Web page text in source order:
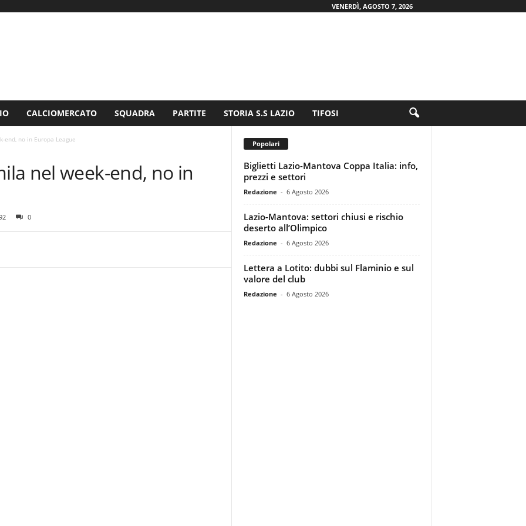
VENERDÌ, AGOSTO 7, 2026
CALCIOMERCATO SQUADRA PARTITE STORIA S.S LAZIO TIFOSI
end, no in Europa League
nel week-end, no in
0
Popolari
Biglietti Lazio-Mantova Coppa Italia: info,
prezzi e settori
Redazione - 6 Agosto 2026
Lazio-Mantova: settori chiusi e rischio
deserto all’Olimpico
Redazione - 6 Agosto 2026
Lettera a Lotito: dubbi sul Flaminio e sul
valore del club
Redazione - 6 Agosto 2026